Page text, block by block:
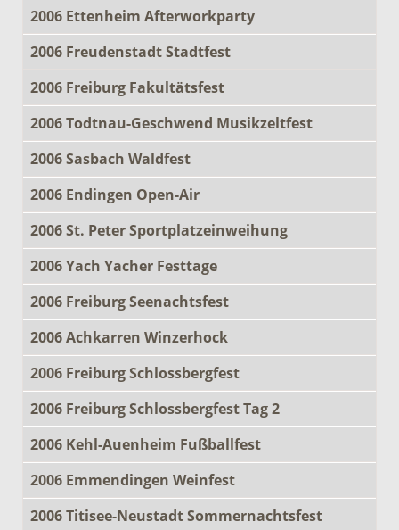
2006 Ettenheim Afterworkparty
2006 Freudenstadt Stadtfest
2006 Freiburg Fakultätsfest
2006 Todtnau-Geschwend Musikzeltfest
2006 Sasbach Waldfest
2006 Endingen Open-Air
2006 St. Peter Sportplatzeinweihung
2006 Yach Yacher Festtage
2006 Freiburg Seenachtsfest
2006 Achkarren Winzerhock
2006 Freiburg Schlossbergfest
2006 Freiburg Schlossbergfest Tag 2
2006 Kehl-Auenheim Fußballfest
2006 Emmendingen Weinfest
2006 Titisee-Neustadt Sommernachtsfest